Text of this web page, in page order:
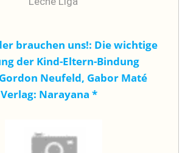
brauchen uns!: Die wichtige
der Kind-Eltern-Bindung
Neufeld, Gabor Maté
Verlag: Narayana *